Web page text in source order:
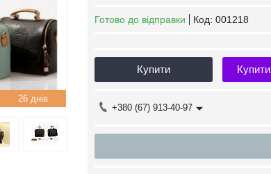
26 днів
Готово до відправки Код: 001218
Купити
+380 (67) 913-40-97